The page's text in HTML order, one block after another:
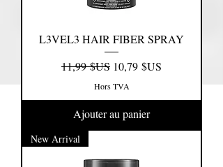
L3VEL3 HAIR FIBER SPRAY
Prix original
11,99 $US Prix promotionnel
10,79 $US
Hors TVA
Ajouter au panier
New Arrival